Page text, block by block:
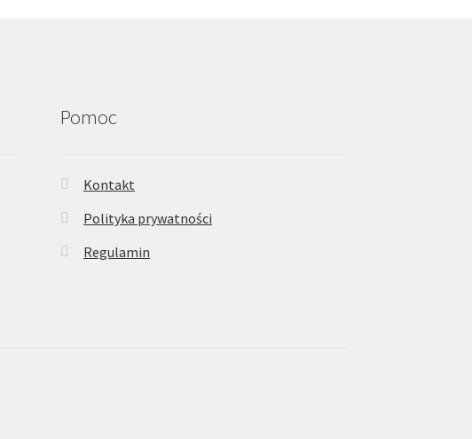
Pomoc
Kontakt
Polityka prywatności
Regulamin